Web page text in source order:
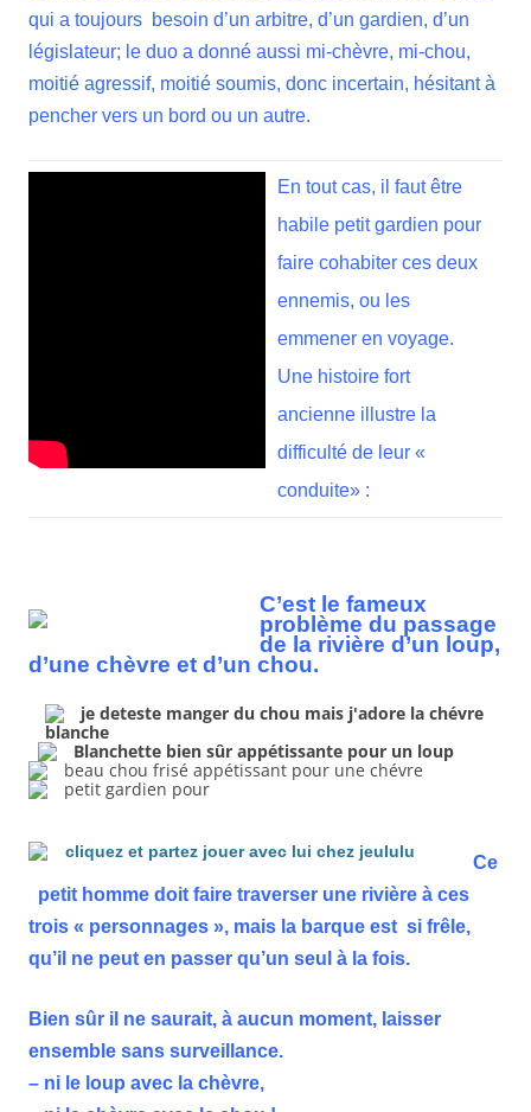
qui a toujours besoin d’un arbitre, d’un gardien, d’un
législateur; le duo a donné aussi mi-chèvre, mi-chou,
moitié agressif, moitié soumis, donc incertain, hésitant à
pencher vers un bord ou un autre.
En tout cas, il faut être
habile petit gardien pour
faire cohabiter ces deux
ennemis, ou les
emmener en voyage.
Une histoire fort
ancienne illustre la
difficulté de leur «
conduite» :
C’est le fameux
problème du passage
de la rivière d’un loup,
d’une chèvre et d’un chou.
Ce
petit homme doit faire traverser une rivière à ces
trois « personnages », mais la barque est si frêle,
qu’il ne peut en passer qu’un seul à la fois.
Bien sûr il ne saurait, à aucun moment, laisser
ensemble sans surveillance.
– ni le loup avec la chèvre,